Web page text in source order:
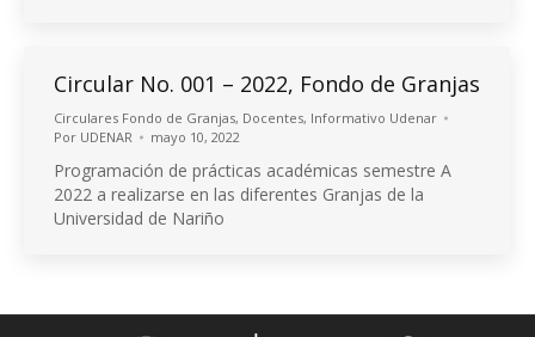
Circular No. 001 – 2022, Fondo de Granjas
Circulares Fondo de Granjas, Docentes, Informativo Udenar
Por UDENAR mayo 10, 2022
Programación de prácticas académicas semestre A
2022 a realizarse en las diferentes Granjas de la
Universidad de Nariño